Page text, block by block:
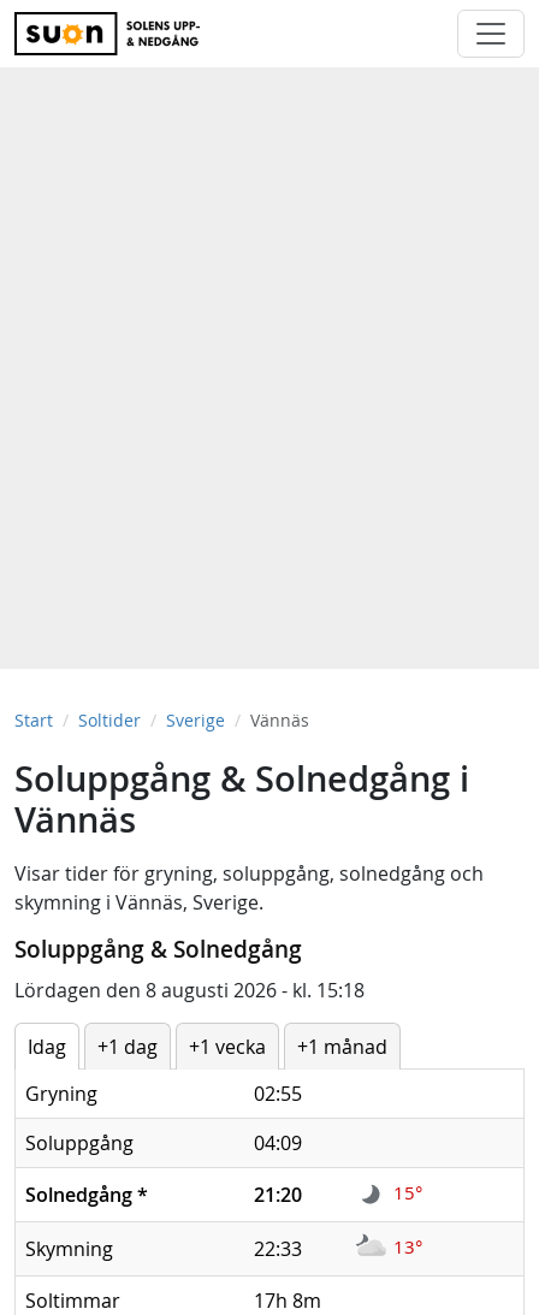
Start Soltider Sverige Vännäs
Soluppgång & Solnedgång i
Vännäs
Visar tider för gryning, soluppgång, solnedgång och
skymning i Vännäs, Sverige.
Soluppgång & Solnedgång
Lördagen den 8 augusti 2026 - kl. 15:18
Idag +1 dag +1 vecka
+1 månad
Gryning
02:55
Soluppgång
04:09
Solnedgång* 21:20 15°
Skymning 22:33 13°
Soltimmar 17h 8m